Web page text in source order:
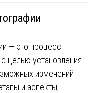
— это процесс
целью установления
изменений
и аспекты,